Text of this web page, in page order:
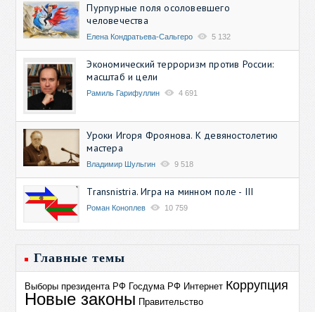
Пурпурные поля осоловевшего
человечества
Елена Кондратьева-Сальгеро 5 132
Экономический терроризм против России:
масштаб и цели
Рамиль Гарифуллин 4 691
Уроки Игоря Фроянова. К девяностолетию
мастера
Владимир Шульгин 9 518
Transnistria. Игра на минном поле - III
Роман Коноплев 10 759
Главные темы
Выборы президента РФ Госдума РФ Интернет Коррупция
Новые законы Правительство